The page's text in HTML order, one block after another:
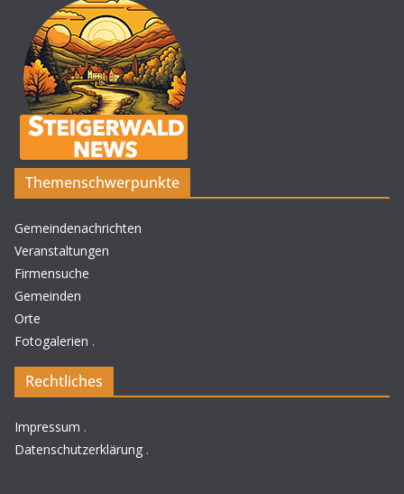
Themenschwerpunkte
Gemeindenachrichten
Veranstaltungen
Firmensuche
Gemeinden
Orte
Fotogalerien .
Rechtliches
Impressum .
Datenschutzerklärung .